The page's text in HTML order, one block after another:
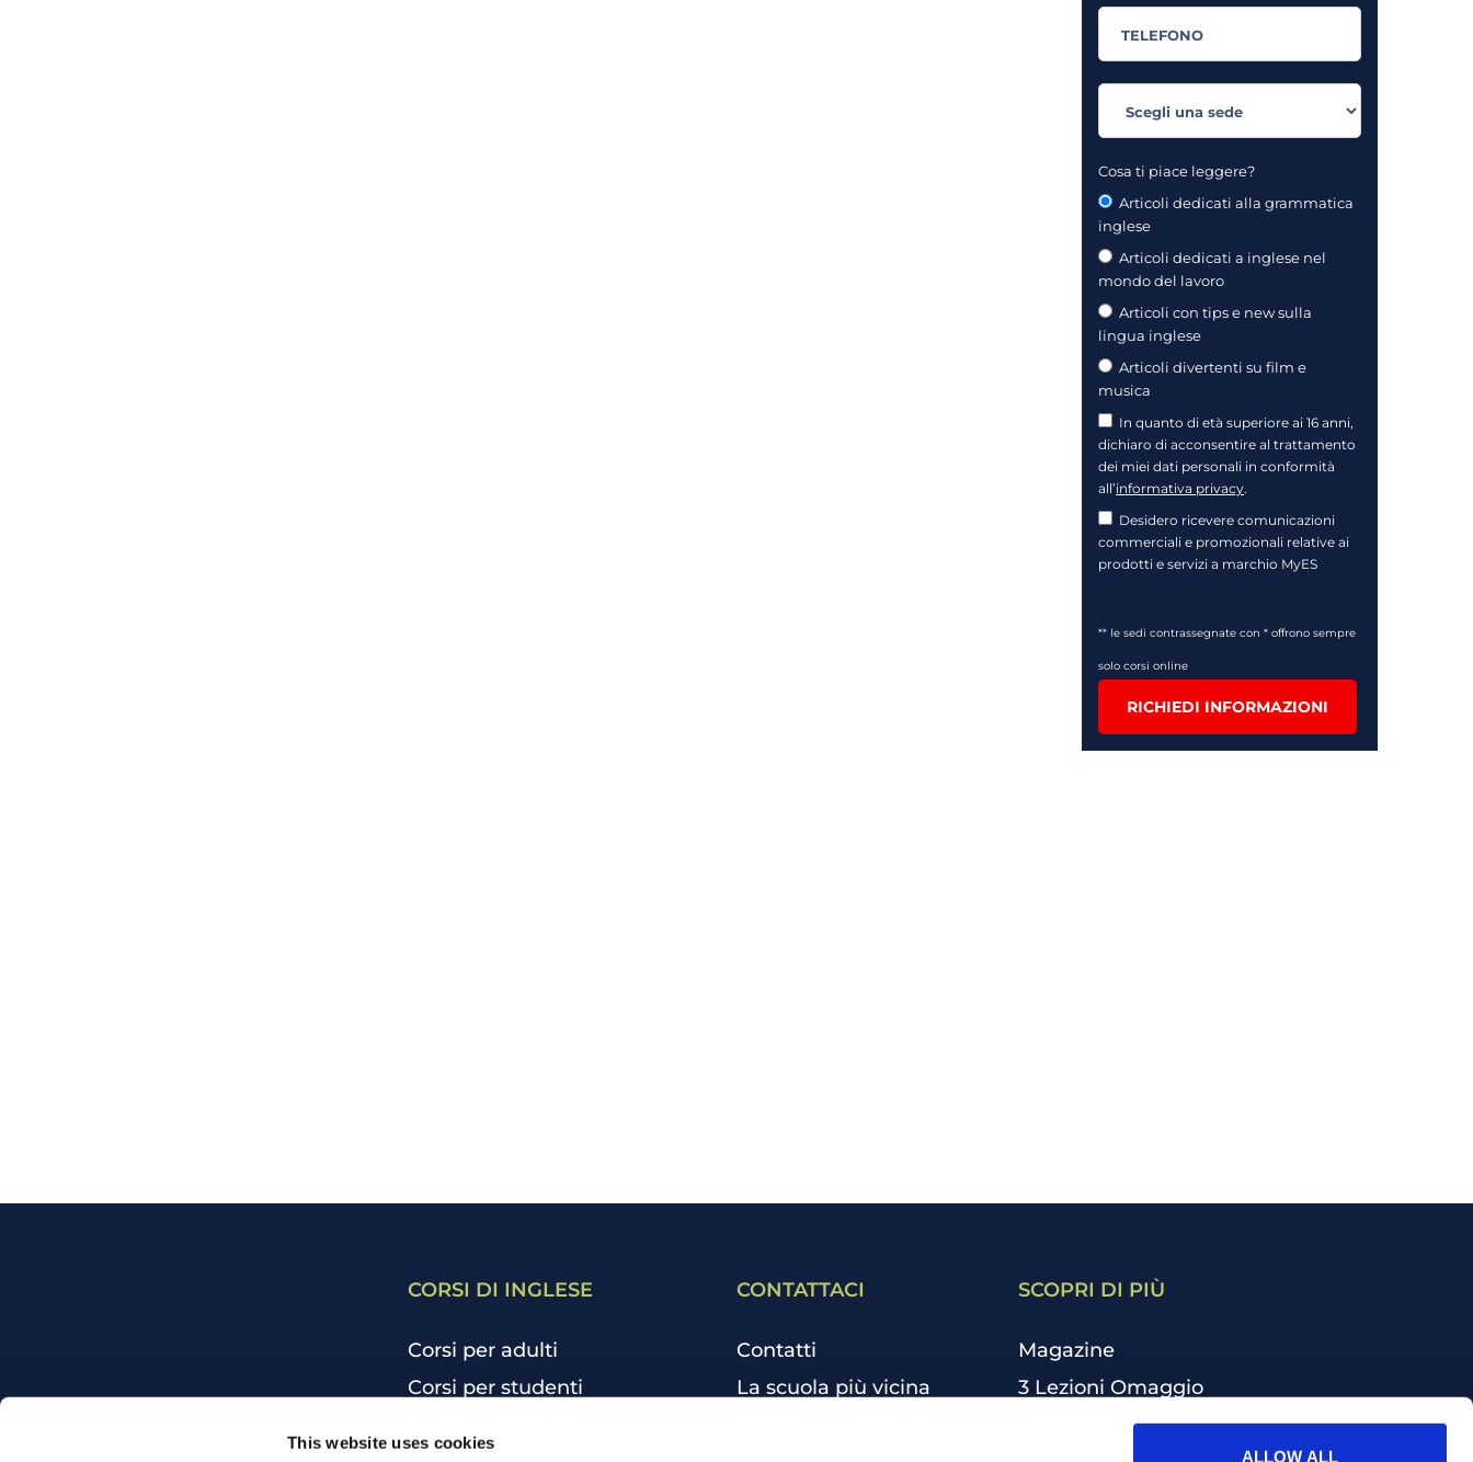
This website uses cookies
ALLOW ALL
Cosa ti piace leggere?
Articoli dedicati alla grammatica
inglese
Articoli dedicati a inglese nel
mondo del lavoro
Articoli con tips e new sulla
lingua inglese
Articoli divertenti su film e
musica
In quanto di età superiore ai 16 anni,
dichiaro di acconsentire al trattamento
dei miei dati personali in conformità
all’informativa privacy.
Desidero ricevere comunicazioni
commerciali e promozionali relative ai
prodotti e servizi a marchio MyES
** le sedi contrassegnate con * offrono sempre
solo corsi online
RICHIEDI INFORMAZIONI
CORSI DI INGLESE
Corsi per adulti
Corsi per studenti
CONTATTACI
Contatti
La scuola più vicina
SCOPRI DI PIÙ
Magazine
3 Lezioni Omaggio